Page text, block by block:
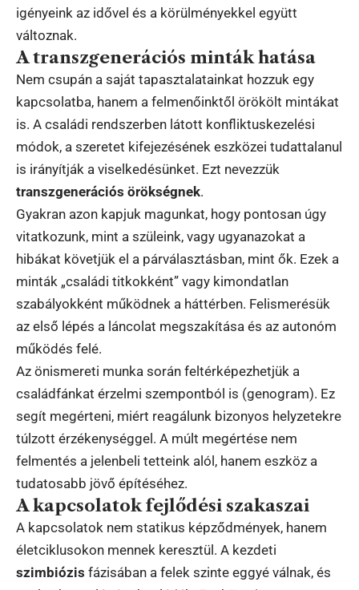
igényeink az idővel és a körülményekkel együtt
változnak.
A transzgenerációs minták hatása
Nem csupán a saját tapasztalatainkat hozzuk egy
kapcsolatba, hanem a felmenőinktől örökölt mintákat
is. A családi rendszerben látott konfliktuskezelési
módok, a szeretet kifejezésének eszközei tudattalanul
is irányítják a viselkedésünket. Ezt nevezzük
transzgenerációs örökségnek.
Gyakran azon kapjuk magunkat, hogy pontosan úgy
vitatkozunk, mint a szüleink, vagy ugyanazokat a
hibákat követjük el a párválasztásban, mint ők. Ezek a
minták „családi titkokként” vagy kimondatlan
szabályokként működnek a háttérben. Felismerésük
az első lépés a láncolat megszakítása és az autonóm
működés felé.
Az önismereti munka során feltérképezhetjük a
családfánkat érzelmi szempontból is (genogram). Ez
segít megérteni, miért reagálunk bizonyos helyzetekre
túlzott érzékenységgel. A múlt megértése nem
felmentés a jelenbeli tetteink alól, hanem eszköz a
tudatosabb jövő építéséhez.
A kapcsolatok fejlődési szakaszai
A kapcsolatok nem statikus képződmények, hanem
életciklusokon mennek keresztül. A kezdeti
szimbiózis fázisában a felek szinte eggyé válnak, és